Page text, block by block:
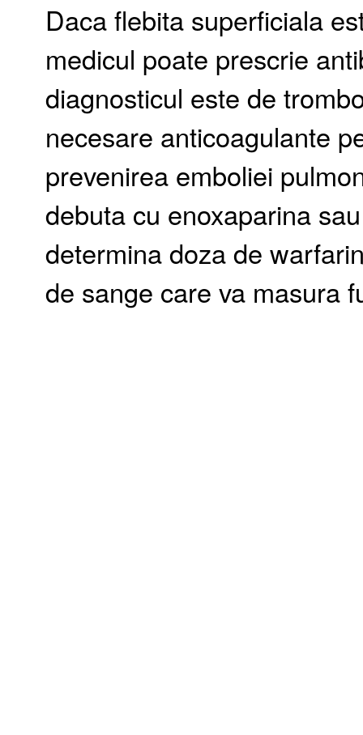
Daca flebita superficiala
medicul poate prescrie
diagnosticul este de
necesare anticoagulante
prevenirea emboliei
debuta cu enoxaparina
determina doza de
de sange care va masura